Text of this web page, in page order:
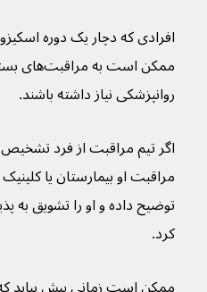
افرادی که دچار یک دوره
ممکن است
روانپزشکی نیاز داشته باشند.
اگر تیم مراقبت از فرد
مراقبت او بیمارستان یا
توضیح داده و او را تشویق به
کرد.